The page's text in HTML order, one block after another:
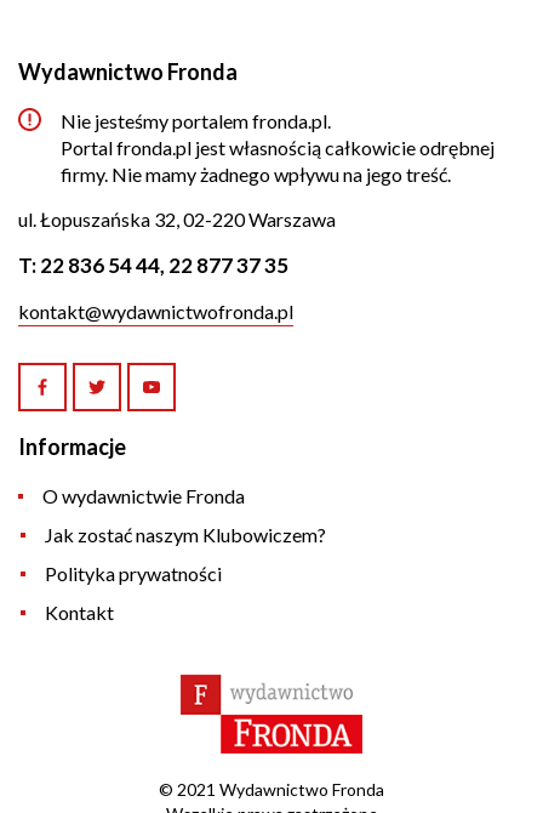
Wydawnictwo Fronda
Nie jesteśmy portalem fronda.pl.
Portal fronda.pl jest własnością całkowicie odrębnej
firmy. Nie mamy żadnego wpływu na jego treść.
ul. Łopuszańska 32, 02-220 Warszawa
T:22 836 54 44, 22 877 37 35
kontakt@wydawnictwofronda.pl
Informacje
O wydawnictwie Fronda
Jak zostać naszym Klubowiczem?
Polityka prywatności
Kontakt
© 2021 Wydawnictwo Fronda